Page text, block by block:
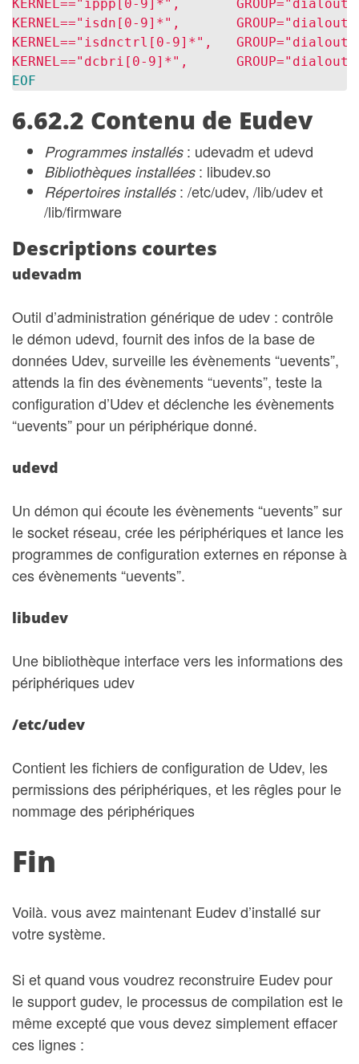
KERNEL=="ippp[0-9]*",       GROUP="dialout"
KERNEL=="isdn[0-9]*",       GROUP="dialout"
KERNEL=="isdnctrl[0-9]*",   GROUP="dialout"
6.62.2 Contenu de Eudev
Programmes installés: udevadm et udevd
Bibliothèques installées: libudev.so
Répertoires installés: /etc/udev, /lib/udev et
/lib/firmware
Descriptions courtes
udevadm
Outil d’administration générique de udev : contrôle
le démon udevd, fournit des infos de la base de
données Udev, surveille les évènements “uevents”,
attends la fin des évènements “uevents”, teste la
configuration d’Udev et déclenche les évènements
“uevents” pour un périphérique donné.
udevd
Un démon qui écoute les évènements “uevents” sur
le socket réseau, crée les périphériques et lance les
programmes de configuration externes en réponse à
ces évènements “uevents”.
libudev
Une bibliothèque interface vers les informations des
périphériques udev
/etc/udev
Contient les fichiers de configuration de Udev, les
permissions des périphériques, et les rêgles pour le
nommage des périphériques
Fin
Voilà. vous avez maintenant Eudev d’installé sur
votre système.
Si et quand vous voudrez reconstruire Eudev pour
le support gudev, le processus de compilation est le
même excepté que vous devez simplement effacer
ces lignes :